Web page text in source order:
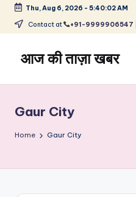
Skip
content
Thu, Aug 6, 2026 - 5:40:02 AM
Contact at +91-9999906547 |
आज की ताज़ा खबर
ताज़ा
समाचार
–
Gaur City
Home Gaur City